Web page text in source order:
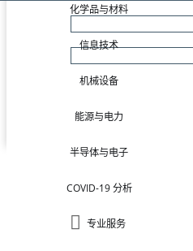
化学品与材料
信息技术
机械设备
能源与电力
半导体与电子
COVID-19 分析
专业服务